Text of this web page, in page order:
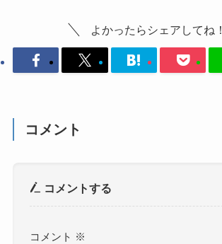
よかったらシェアしてね！
コメント
コメントする
コメント ※